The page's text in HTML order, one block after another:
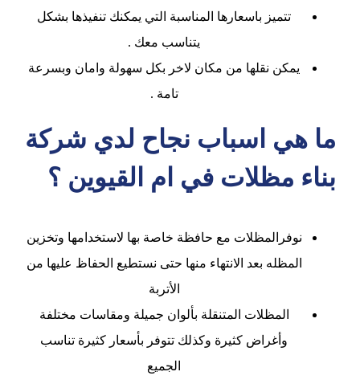
تتميز باسعارها المناسبة التي يمكنك تنفيذها بشكل
يتناسب معك .
يمكن نقلها من مكان لاخر بكل سهولة وامان وبسرعة
تامة .
ما هي اسباب نجاح لدي شركة
بناء مظلات في ام القيوين ؟
نوفرالمظلات مع حافظة خاصة بها لاستخدامها وتخزين
المظله بعد الانتهاء منها حتى نستطيع الحفاظ عليها من
الأتربة
المظلات المتنقلة بألوان جميلة ومقاسات مختلفة
وأغراض كثيرة وكذلك تتوفر بأسعار كثيرة تناسب
الجميع